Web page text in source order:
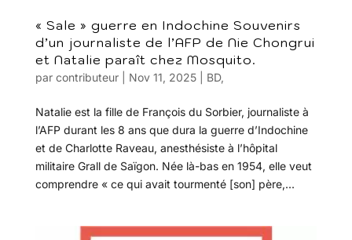
« Sale » guerre en Indochine Souvenirs
d’un journaliste de l’AFP de Nie Chongrui
et Natalie paraît chez Mosquito.
par contributeur| Nov 11, 2025| BD,
Natalie est la fille de François du Sorbier, journaliste à
l’AFP durant les 8 ans que dura la guerre d’Indochine
et de Charlotte Raveau, anesthésiste à l’hôpital
militaire Grall de Saïgon. Née là-bas en 1954, elle veut
comprendre « ce qui avait tourmenté [son] père,...